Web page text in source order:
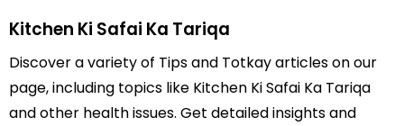
Kitchen Ki Safai Ka Tariqa
Discover a variety of Tips and Totkay articles on our
page, including topics like Kitchen Ki Safai Ka Tariqa
and other health issues. Get detailed insights and